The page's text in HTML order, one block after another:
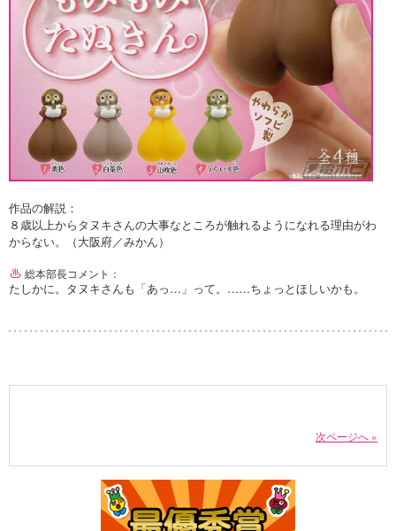
作品の解説：
８歳以上からタヌキさんの大事なところが触れるようになれる理由がわ
からない。（大阪府／みかん）
総本部長コメント：
たしかに。タヌキさんも「あっ…」って。……ちょっとほしいかも。
次ページへ »